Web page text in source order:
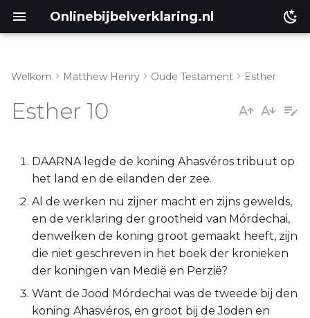
Onlinebijbelverklaring.nl
Lukas
Johannes
Handelingen
Romeinen
1 Korinthe
Welkom Matthew Henry Oude Testament Esther
Esther 10
DAARNA legde de koning Ahasvéros tribuut op
het land en de eilanden der zee.
Al de werken nu zijner macht en zijns gewelds,
en de verklaring der grootheid van Mórdechai,
denwelken de koning groot gemaakt heeft, zijn
die niet geschreven in het boek der kronieken
der koningen van Medië en Perzië?
Want de Jood Mórdechai was de tweede bij den
koning Ahasvéros, en groot bij de Joden en